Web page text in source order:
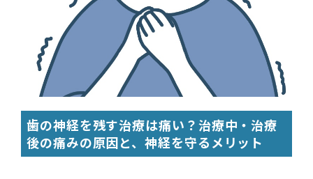
歯の神経を残す治療は痛い？治療中・治療
後の痛みの原因と、神経を守るメリット